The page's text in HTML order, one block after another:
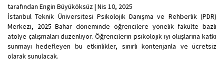
tarafından Engin Büyüköksüz | Nis 10, 2025
İstanbul Teknik Üniversitesi Psikolojik Danışma ve Rehberlik (PDR)
Merkezi, 2025 Bahar döneminde öğrencilere yönelik fakülte bazlı
atölye çalışmaları düzenliyor. Öğrencilerin psikolojik iyi oluşlarına katkı
sunmayı hedefleyen bu etkinlikler, sınırlı kontenjanla ve ücretsiz
olarak sunulacak.